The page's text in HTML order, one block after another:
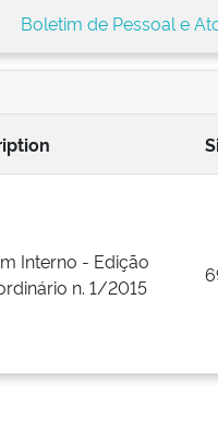
Boletim de Pessoal e
Interno - Edição
n. 1/2015